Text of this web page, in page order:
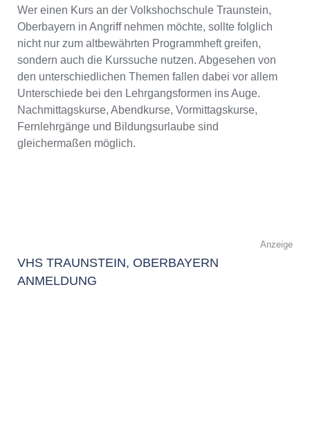
Wer einen Kurs an der Volkshochschule Traunstein,
Oberbayern in Angriff nehmen möchte, sollte folglich
nicht nur zum altbewährten Programmheft greifen,
sondern auch die Kurssuche nutzen. Abgesehen von
den unterschiedlichen Themen fallen dabei vor allem
Unterschiede bei den Lehrgangsformen ins Auge.
Nachmittagskurse, Abendkurse, Vormittagskurse,
Fernlehrgänge und Bildungsurlaube sind
gleichermaßen möglich.
Anzeige
VHS TRAUNSTEIN, OBERBAYERN
ANMELDUNG